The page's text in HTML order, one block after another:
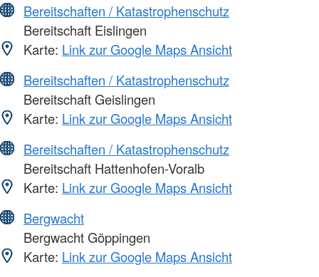
Bereitschaften / Katastrophenschutz
Bereitschaft Eislingen
Karte: Link zur Google Maps Ansicht
Bereitschaften / Katastrophenschutz
Bereitschaft Geislingen
Karte: Link zur Google Maps Ansicht
Bereitschaften / Katastrophenschutz
Bereitschaft Hattenhofen-Voralb
Karte: Link zur Google Maps Ansicht
Bergwacht
Bergwacht Göppingen
Karte: Link zur Google Maps Ansicht